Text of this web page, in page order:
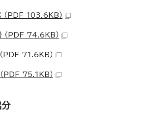
（PDF 103.6KB）
（PDF 74.6KB）
PDF 71.6KB）
PDF 75.1KB）